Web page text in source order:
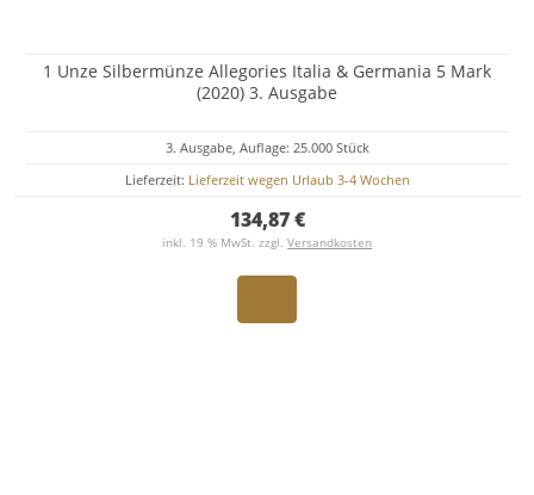
1 Unze Silbermünze Allegories Italia & Germania 5 Mark
(2020) 3. Ausgabe
3. Ausgabe, Auflage: 25.000 Stück
Lieferzeit: Lieferzeit wegen Urlaub 3-4 Wochen
134,87 €
inkl. 19 % MwSt. zzgl. Versandkosten